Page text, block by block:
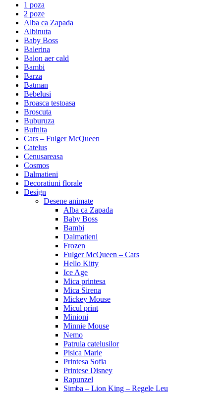
1 poza
2 poze
Alba ca Zapada
Albinuta
Baby Boss
Balerina
Balon aer cald
Bambi
Barza
Batman
Bebelusi
Broasca testoasa
Broscuta
Buburuza
Bufnita
Cars – Fulger McQueen
Catelus
Cenusareasa
Cosmos
Dalmatieni
Decoratiuni florale
Design
Desene animate
Alba ca Zapada
Baby Boss
Bambi
Dalmatieni
Frozen
Fulger McQueen – Cars
Hello Kitty
Ice Age
Mica printesa
Mica Sirena
Mickey Mouse
Micul print
Minioni
Minnie Mouse
Nemo
Patrula catelusilor
Pisica Marie
Printesa Sofia
Printese Disney
Rapunzel
Simba – Lion King – Regele Leu